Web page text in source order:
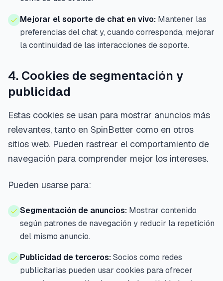
Mejorar el soporte de chat en vivo: Mantener las
preferencias del chat y, cuando corresponda, mejorar
la continuidad de las interacciones de soporte.
4. Cookies de segmentación y
publicidad
Estas cookies se usan para mostrar anuncios más
relevantes, tanto en SpinBetter como en otros
sitios web. Pueden rastrear el comportamiento de
navegación para comprender mejor los intereses.
Pueden usarse para:
Segmentación de anuncios: Mostrar contenido
según patrones de navegación y reducir la repetición
del mismo anuncio.
Publicidad de terceros:Socios como redes
publicitarias pueden usar cookies para ofrecer